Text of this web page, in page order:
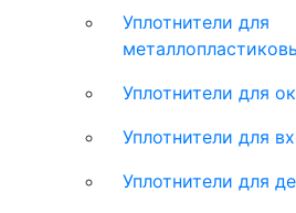
Уплотнители для
Уплотнители для
Уплотнители для
Уплотнители для